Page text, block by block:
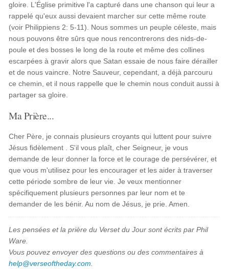
gloire. L'Église primitive l'a capturé dans une chanson qui leur a
rappelé qu'eux aussi devaient marcher sur cette même route
(voir Philippiens 2: 5-11). Nous sommes un peuple céleste, mais
nous pouvons être sûrs que nous rencontrerons des nids-de-
poule et des bosses le long de la route et même des collines
escarpées à gravir alors que Satan essaie de nous faire dérailler
et de nous vaincre. Notre Sauveur, cependant, a déjà parcouru
ce chemin, et il nous rappelle que le chemin nous conduit aussi à
partager sa gloire.
Ma Prière...
Cher Père, je connais plusieurs croyants qui luttent pour suivre
Jésus fidèlement . S'il vous plaît, cher Seigneur, je vous
demande de leur donner la force et le courage de persévérer, et
que vous m'utilisez pour les encourager et les aider à traverser
cette période sombre de leur vie. Je veux mentionner
spécifiquement plusieurs personnes par leur nom et te
demander de les bénir. Au nom de Jésus, je prie. Amen.
Les pensées et la prière du Verset du Jour sont écrits par Phil
Ware.
Vous pouvez envoyer des questions ou des commentaires à
help@verseoftheday.com